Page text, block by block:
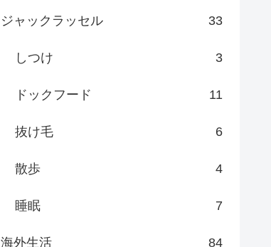
ジャックラッセル 33
しつけ 3
ドックフード 11
抜け毛 6
散歩 4
睡眠 7
海外生活 84